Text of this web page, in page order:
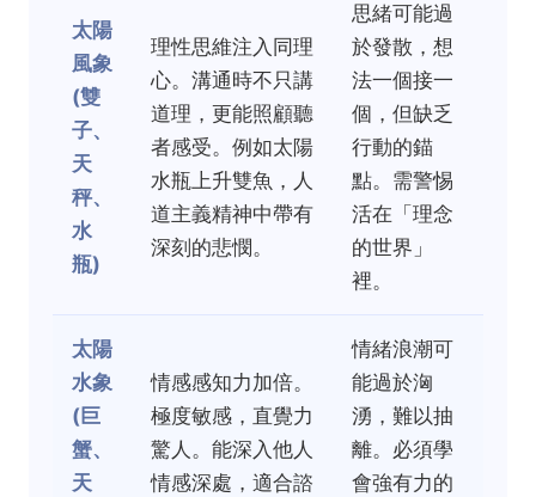
太陽
風象
(雙
子、
天
秤、
水
瓶)
理性思維注入同理
心。溝通時不只講
道理，更能照顧聽
者感受。例如太陽
水瓶上升雙魚，人
道主義精神中帶有
深刻的悲憫。
思緒可能過
於發散，想
法一個接一
個，但缺乏
行動的錨
點。需警惕
活在「理念
的世界」
裡。
太陽
水象
(巨
蟹、
天
情感感知力加倍。
極度敏感，直覺力
驚人。能深入他人
情感深處，適合諮
情緒浪潮可
能過於洶
湧，難以抽
離。必須學
會強有力的